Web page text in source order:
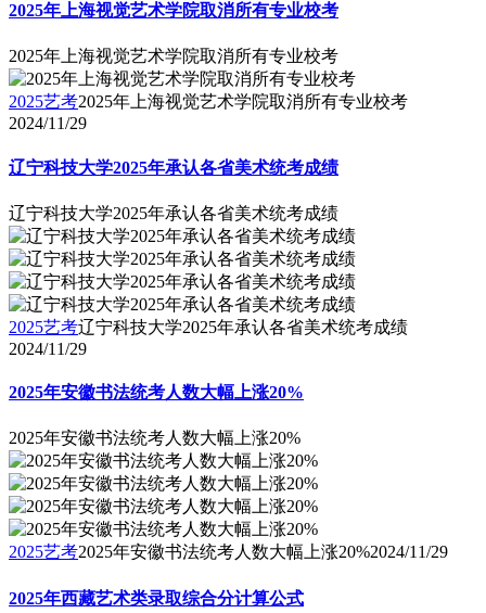
2025年上海视觉艺术学院取消所有专业校考
2025年上海视觉艺术学院取消所有专业校考
2025艺考2025年上海视觉艺术学院取消所有专业校考
2024/11/29
辽宁科技大学2025年承认各省美术统考成绩
辽宁科技大学2025年承认各省美术统考成绩
2025艺考辽宁科技大学2025年承认各省美术统考成绩
2024/11/29
2025年安徽书法统考人数大幅上涨20%
2025年安徽书法统考人数大幅上涨20%
2025艺考2025年安徽书法统考人数大幅上涨20%2024/11/29
2025年西藏艺术类录取综合分计算公式